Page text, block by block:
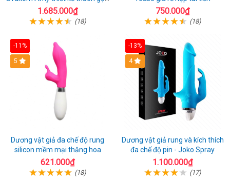
dễ dùng
1.685.000₫
(18)
750.000₫
(18)
-11%
5
Dương vật giả đa chế độ rung
silicon mềm mại thăng hoa
621.000₫
(18)
-13%
4
Dương vật giả rung và kích thích
đa chế độ pin - Joko Spray
1.100.000₫
(17)